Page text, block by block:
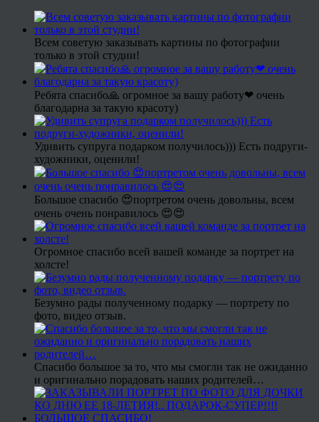
Всем советую заказывать картины по фотографии
только в этой студии!
Ребята спасибо🙏 огромное за вашу работу❤ очень
благодарна за такую красоту)
Удивить супруга подарком получилось))) Есть подруги-
художники, оценили!
Большое спасибо 😍портретом очень довольны, всем
очень очень понравилось 😍😍
Огромное спасибо всей вашей команде за портрет на
холсте!
Безумно рады полученному подарку — портрету по
фото, видео отзыв.
Спасибо большое за то, что мы смогли так не ожиданно
и оригинально порадовать наших родителей…